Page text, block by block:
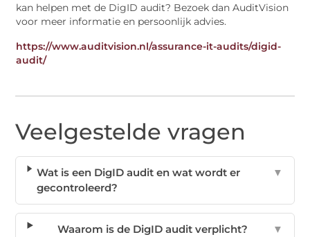
kan helpen met de DigID audit? Bezoek danAuditVision
voor meer informatie en persoonlijk advies.
https://www.auditvision.nl/assurance-it-audits/digid-
audit/
Veelgestelde vragen
Wat is een DigID audit en wat wordt er
gecontroleerd?
▼
Waarom is de DigID audit verplicht? ▼